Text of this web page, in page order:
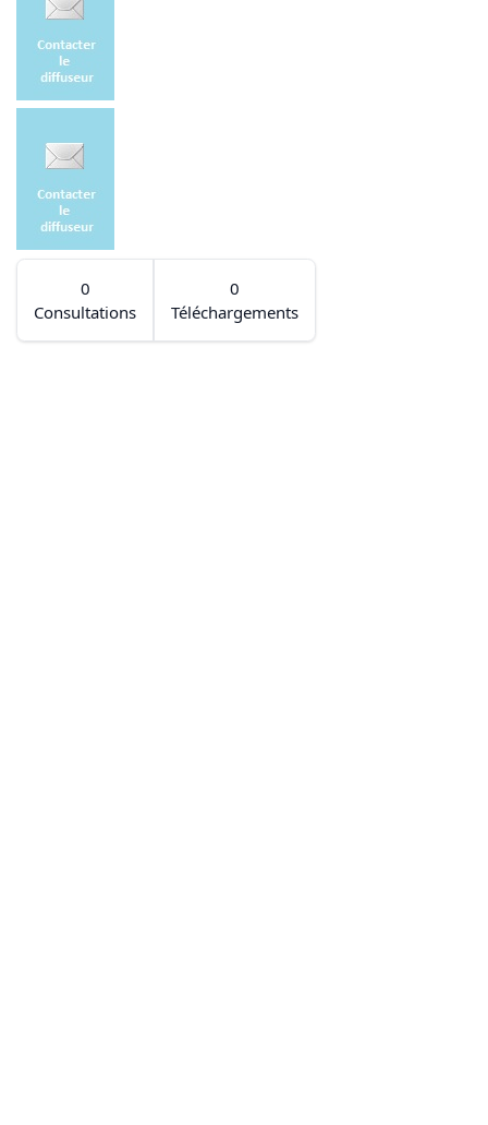
0
Consultations
0
Téléchargements